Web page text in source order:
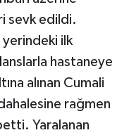
sevk edildi.
yerindeki ilk
hastaneye
alınan Cumali
rağmen
Yaralanan